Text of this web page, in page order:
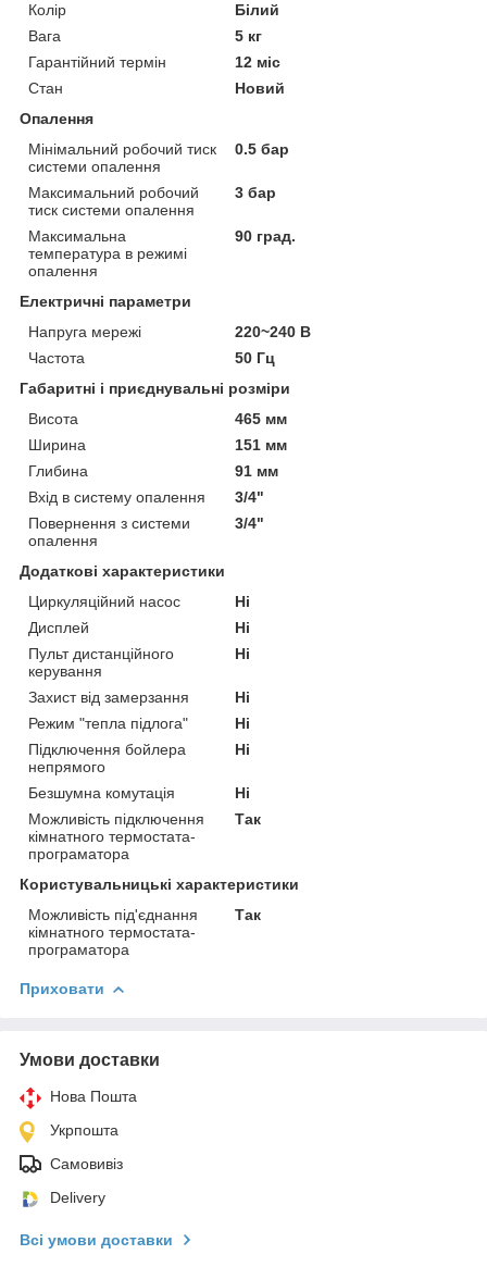
Колір
Білий
Вага
5 кг
Гарантійний термін
12 міс
Стан
Новий
Опалення
Мінімальний робочий тиск
системи опалення
0.5 бар
Максимальний робочий
тиск системи опалення
3 бар
Максимальна
температура в режимі
опалення
90 град.
Електричні параметри
Напруга мережі
220~240 В
Частота
50 Гц
Габаритні і приєднувальні розміри
Висота
465 мм
Ширина
151 мм
Глибина
91 мм
Вхід в систему опалення
3/4"
Повернення з системи
опалення
3/4"
Додаткові характеристики
Циркуляційний насос
Ні
Дисплей
Ні
Пульт дистанційного
керування
Ні
Захист від замерзання
Ні
Режим "тепла підлога"
Ні
Підключення бойлера
непрямого
Ні
Безшумна комутація
Ні
Можливість підключення
кімнатного термостата-
програматора
Так
Користувальницькі характеристики
Можливість під'єднання
кімнатного термостата-
програматора
Так
Приховати
Умови доставки
Нова Пошта
Укрпошта
Самовивіз
Delivery
Всі умови доставки